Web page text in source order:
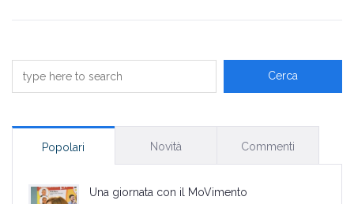
Popolari Novità Commenti
Una giornata con il MoVimento